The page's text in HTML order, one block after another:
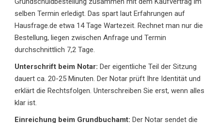
selben Termin erledigt. Das spart laut Erfahrungen auf
Hausfrage.de etwa 14 Tage Wartezeit. Rechnet man nur die
Bestellung, liegen zwischen Anfrage und Termin
durchschnittlich 7,2 Tage.
Unterschrift beim Notar: Der eigentliche Teil der Sitzung
dauert ca. 20-25 Minuten. Der Notar prüft Ihre Identität und
erklärt die Rechtsfolgen. Unterschreiben Sie erst, wenn alles
klar ist.
Einreichung beim Grundbuchamt: Der Notar sendet die